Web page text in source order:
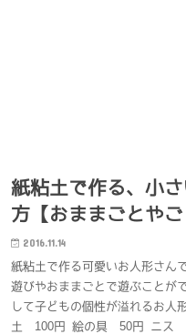
紙粘土で作る、小
方【おままごとやご
2016.11.14
紙粘土で作る可愛いお人形さん
遊びやおままごとで遊ぶこと
して子どもの個性が溢れるお
土 100円 絵の具 50円 ニス